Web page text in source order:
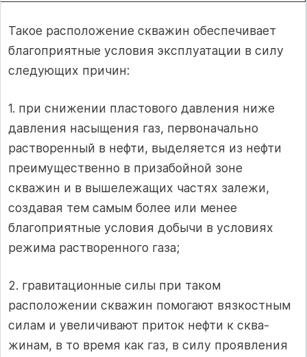
Такое расположение скважин обеспечивает
благоприятные условия эксплу­атации в силу
следующих причин:
1. при снижении пластового давления ниже
давления насыщения газ, первоначально
растворенный в нефти, выделяется из не­фти
преимущественно в призабойной зоне
скважин и в выше­лежащих частях залежи,
создавая тем самым более или менее
благоприятные условия добычи в условиях
режима растворен­ного газа;
2. гравитационные силы при таком
расположении скважин помо­гают вязкостным
силам и увеличивают приток нефти к сква­
жинам, в то время как газ, в силу проявления